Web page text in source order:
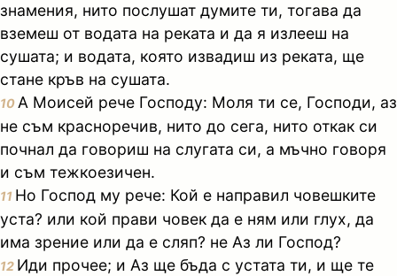
знамения, нито послушат думите ти, тогава да
вземеш от водата на реката и да я излееш на
сушата; и водата, която извадиш из реката, ще
стане кръв на сушата.
10 А Моисей рече Господу: Моля ти се, Господи, аз
не съм красноречив, нито до сега, нито откак си
почнал да говориш на слугата си, а мъчно говоря
и съм тежкоезичен.
11 Но Господ му рече: Кой е направил човешките
уста? или кой прави човек да е ням или глух, да
има зрение или да е сляп? не Аз ли Господ?
12 Иди прочее; и Аз ще бъда с устата ти, и ще те